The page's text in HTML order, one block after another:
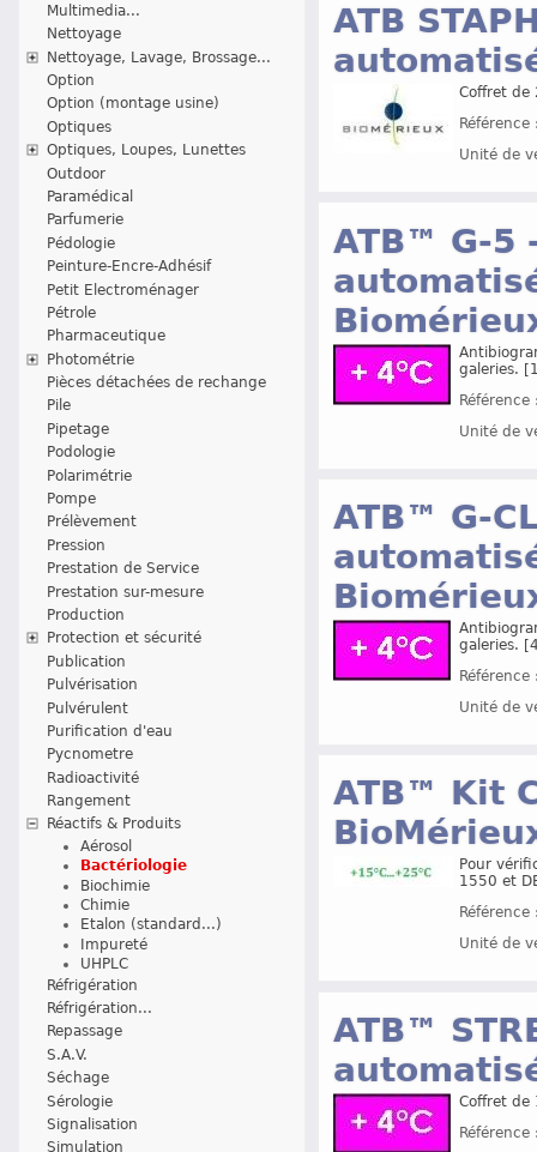
Multimedia...
Nettoyage
Nettoyage, Lavage, Brossage...
Option
Option (montage usine)
Optiques
Optiques, Loupes, Lunettes
Outdoor
Paramédical
Parfumerie
Pédologie
Peinture-Encre-Adhésif
Petit Electroménager
Pétrole
Pharmaceutique
Photométrie
Pièces détachées de rechange
Pile
Pipetage
Podologie
Polarimétrie
Pompe
Prélèvement
Pression
Prestation de Service
Prestation sur-mesure
Production
Protection et sécurité
Publication
Pulvérisation
Pulvérulent
Purification d'eau
Pycnometre
Radioactivité
Rangement
Réactifs & Produits
Aérosol
Bactériologie
Biochimie
Chimie
Etalon (standard...)
Impureté
UHPLC
Réfrigération
Réfrigération...
Repassage
S.A.V.
Séchage
Sérologie
Signalisation
Simulation
ATB
Coffret
Unité de
ATB™ G-5
galeries.
Unité de
ATB™ G-
galeries.
Unité de
ATB™ Kit
Pour
1550 et
Unité de
ATB™
Coffret